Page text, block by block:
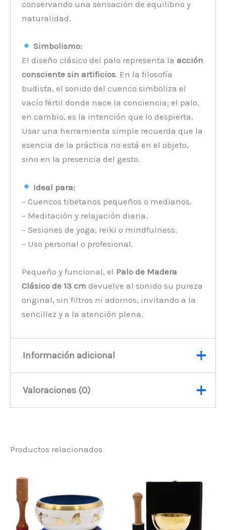
conservando una sensación de equilibrio y
naturalidad.
Simbolismo:
El diseño clásico del palo representa laacción
consciente sin artificios. En la filosofía
budista, el sonido del cuenco simboliza el
vacío fértil donde nace la conciencia; el palo,
en cambio, es la intención que lo despierta.
Usar una herramienta simple recuerda que la
esencia de la práctica no está en el objeto,
sino en la presencia del gesto.
Ideal para:
– Cuencos tibetanos pequeños o medianos.
– Meditación y relajación diaria.
– Sesiones de yoga, reiki o mindfulness.
– Uso personal o profesional.
Pequeño y funcional, el Palo de Madera
Clásico de 13 cm devuelve al sonido su pureza
original, sin filtros ni adornos, invitando a la
sencillez y a la atención plena.
Información adicional
Peso
Valoraciones (0)
de madera – 13cm – Clásico”
Debesaccederpara publicar una
valoración.
Productos relacionados